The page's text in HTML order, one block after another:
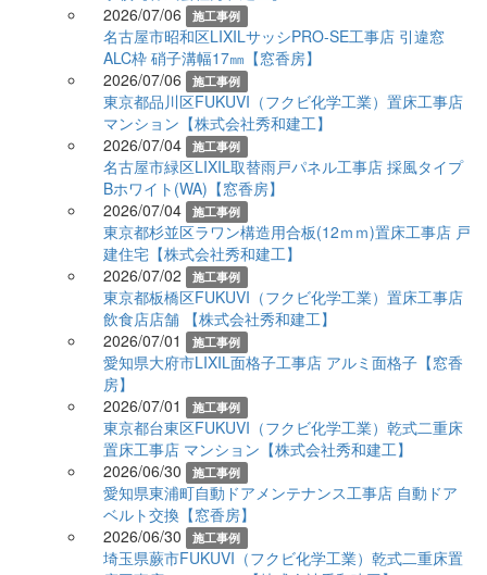
2026/07/06
施工事例
名古屋市昭和区LIXILサッシPRO-SE工事店 引違窓
ALC枠 硝子溝幅17㎜【窓香房】
2026/07/06
施工事例
東京都品川区FUKUVI（フクビ化学工業）置床工事店
マンション【株式会社秀和建工】
2026/07/04
施工事例
名古屋市緑区LIXIL取替雨戸パネル工事店 採風タイプ
Bホワイト(WA)【窓香房】
2026/07/04
施工事例
東京都杉並区ラワン構造用合板(12ｍｍ)置床工事店 戸
建住宅【株式会社秀和建工】
2026/07/02
施工事例
東京都板橋区FUKUVI（フクビ化学工業）置床工事店
飲食店店舗 【株式会社秀和建工】
2026/07/01
施工事例
愛知県大府市LIXIL面格子工事店 アルミ面格子【窓香
房】
2026/07/01
施工事例
東京都台東区FUKUVI（フクビ化学工業）乾式二重床
置床工事店 マンション【株式会社秀和建工】
2026/06/30
施工事例
愛知県東浦町自動ドアメンテナンス工事店 自動ドア
ベルト交換【窓香房】
2026/06/30
施工事例
埼玉県蕨市FUKUVI（フクビ化学工業）乾式二重床置